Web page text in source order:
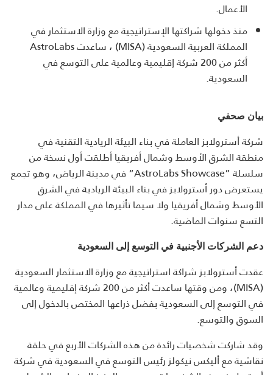
الأعمال.
منذ دخولها شراكتها الإستراتيجية مع وزارة الاستثمار في
المملكة العربية السعودية (MISA) ، ساعدتAstroLabs
أكثر من 200 شركة إقليمية وعالمية على التوسع في
السعودية.
بيان صحفي
شركة أسترولابز العاملة في بناء البيئة الريادية التقنية في
منطقة الشرق الأوسط وشمال أفريقيا أطلقت أول نسخة من
سلسلة“AstroLabs Showcase”في مدينة الرياض، وهو تجمع
يستعرض دور أسترولابز في بناء البيئة الريادية في الشرق
الأوسط وشمال أفريقيا ولا سيما تأثيرها في المملكة على مدار
التسع سنوات الماضية.
دعم الشركات الأجنبية في التوسع إلى السعودية
عقدت أسترولابز شراكة استراتيجية مع وزارة الاستثمار السعودية
(MISA)
، ومن وقتها ساعدت أكثر من 200 شركة إقليمية وعالمية
في التوسع إلى السعودية بفضل ذراعها المختص بالدخول إلى
السوق والتوسع.
وقد شاركت شخصيات رائدة من هذه الشركات الأربع في حلقة
نقاشية مع أليكس نيكولز رئيس التوسع في السعودية في شركة